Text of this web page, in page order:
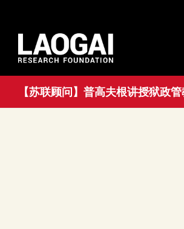
【苏联顾问】普高夫根讲授狱政